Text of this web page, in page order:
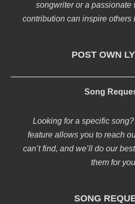
songwriter or a passionate
contribution can inspire others
POST OWN
Song
Looking for a specific
feature allows you to reach
can’t find, and we’ll do our
them for
SONG